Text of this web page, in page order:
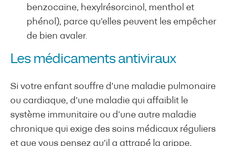
benzocaïne, hexylrésorcinol, menthol et
phénol), parce qu’elles peuvent les empêcher
de bien avaler.
Les médicaments antiviraux
Si votre enfant souffre d’une maladie pulmonaire
ou cardiaque, d’une maladie qui affaiblit le
système immunitaire ou d’une autre maladie
chronique qui exige des soins médicaux réguliers
et que vous pensez qu’il a attrapé la grippe,